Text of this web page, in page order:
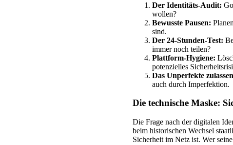
Der Identitäts-Audit:
wollen?
Bewusste Pausen:
sind.
Der 24-Stunden-Test:
immer noch teilen?
Plattform-Hygiene:
potenzielles
Das Unperfekte
auch durch Imperfektion.
Die technische Maske:
Die Frage nach der digitalen
beim historischen Wechsel
Sicherheit im Netz ist. Wer